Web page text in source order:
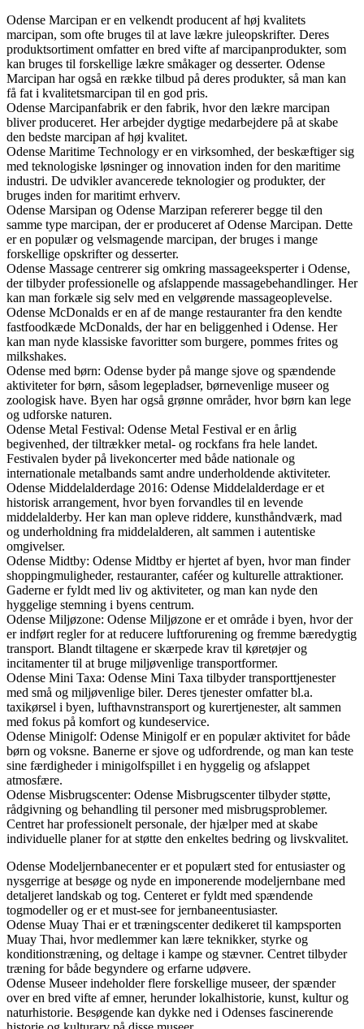
Odense Marcipan er en velkendt producent af høj kvalitets
marcipan, som ofte bruges til at lave lækre juleopskrifter. Deres
produktsortiment omfatter en bred vifte af marcipanprodukter, som
kan bruges til forskellige lækre småkager og desserter. Odense
Marcipan har også en række tilbud på deres produkter, så man kan
få fat i kvalitetsmarcipan til en god pris.
Odense Marcipanfabrik er den fabrik, hvor den lækre marcipan
bliver produceret. Her arbejder dygtige medarbejdere på at skabe
den bedste marcipan af høj kvalitet.
Odense Maritime Technology er en virksomhed, der beskæftiger sig
med teknologiske løsninger og innovation inden for den maritime
industri. De udvikler avancerede teknologier og produkter, der
bruges inden for maritimt erhverv.
Odense Marsipan og Odense Marzipan refererer begge til den
samme type marcipan, der er produceret af Odense Marcipan. Dette
er en populær og velsmagende marcipan, der bruges i mange
forskellige opskrifter og desserter.
Odense Massage centrerer sig omkring massageeksperter i Odense,
der tilbyder professionelle og afslappende massagebehandlinger. Her
kan man forkæle sig selv med en velgørende massageoplevelse.
Odense McDonalds er en af de mange restauranter fra den kendte
fastfoodkæde McDonalds, der har en beliggenhed i Odense. Her
kan man nyde klassiske favoritter som burgere, pommes frites og
milkshakes.
Odense med børn: Odense byder på mange sjove og spændende
aktiviteter for børn, såsom legepladser, børnevenlige museer og
zoologisk have. Byen har også grønne områder, hvor børn kan lege
og udforske naturen.
Odense Metal Festival: Odense Metal Festival er en årlig
begivenhed, der tiltrækker metal- og rockfans fra hele landet.
Festivalen byder på livekoncerter med både nationale og
internationale metalbands samt andre underholdende aktiviteter.
Odense Middelalderdage 2016: Odense Middelalderdage er et
historisk arrangement, hvor byen forvandles til en levende
middelalderby. Her kan man opleve riddere, kunsthåndværk, mad
og underholdning fra middelalderen, alt sammen i autentiske
omgivelser.
Odense Midtby: Odense Midtby er hjertet af byen, hvor man finder
shoppingmuligheder, restauranter, caféer og kulturelle attraktioner.
Gaderne er fyldt med liv og aktiviteter, og man kan nyde den
hyggelige stemning i byens centrum.
Odense Miljøzone: Odense Miljøzone er et område i byen, hvor der
er indført regler for at reducere luftforurening og fremme bæredygtig
transport. Blandt tiltagene er skærpede krav til køretøjer og
incitamenter til at bruge miljøvenlige transportformer.
Odense Mini Taxa: Odense Mini Taxa tilbyder transporttjenester
med små og miljøvenlige biler. Deres tjenester omfatter bl.a.
taxikørsel i byen, lufthavnstransport og kurertjenester, alt sammen
med fokus på komfort og kundeservice.
Odense Minigolf: Odense Minigolf er en populær aktivitet for både
børn og voksne. Banerne er sjove og udfordrende, og man kan teste
sine færdigheder i minigolfspillet i en hyggelig og afslappet
atmosfære.
Odense Misbrugscenter: Odense Misbrugscenter tilbyder støtte,
rådgivning og behandling til personer med misbrugsproblemer.
Centret har professionelt personale, der hjælper med at skabe
individuelle planer for at støtte den enkeltes bedring og livskvalitet.
Odense Modeljernbanecenter er et populært sted for entusiaster og
nysgerrige at besøge og nyde en imponerende modeljernbane med
detaljeret landskab og tog. Centeret er fyldt med spændende
togmodeller og er et must-see for jernbaneentusiaster.
Odense Muay Thai er et træningscenter dedikeret til kampsporten
Muay Thai, hvor medlemmer kan lære teknikker, styrke og
konditionstræning, og deltage i kampe og stævner. Centret tilbyder
træning for både begyndere og erfarne udøvere.
Odense Museer indeholder flere forskellige museer, der spænder
over en bred vifte af emner, herunder lokalhistorie, kunst, kultur og
naturhistorie. Besøgende kan dykke ned i Odenses fascinerende